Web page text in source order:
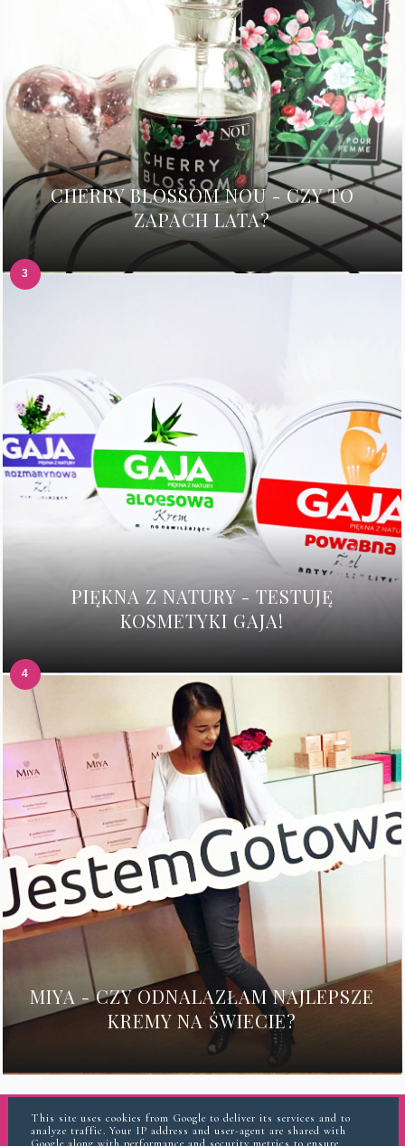
CHERRY BLOSSOM NOU - CZY TO
ZAPACH LATA?
PIĘKNA Z NATURY - TESTUJĘ
KOSMETYKI GAJA!
MIYA - CZY ODNALAZŁAM NAJLEPSZE
KREMY NA ŚWIECIE?
INSTAGRAM
This site uses cookies from Google to deliver its services and to
analyze traffic. Your IP address and user-agent are shared with
Google along with performance and security metrics to ensure